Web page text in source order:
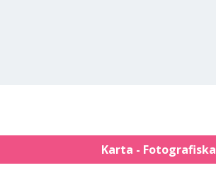
Karta - Fotografiska